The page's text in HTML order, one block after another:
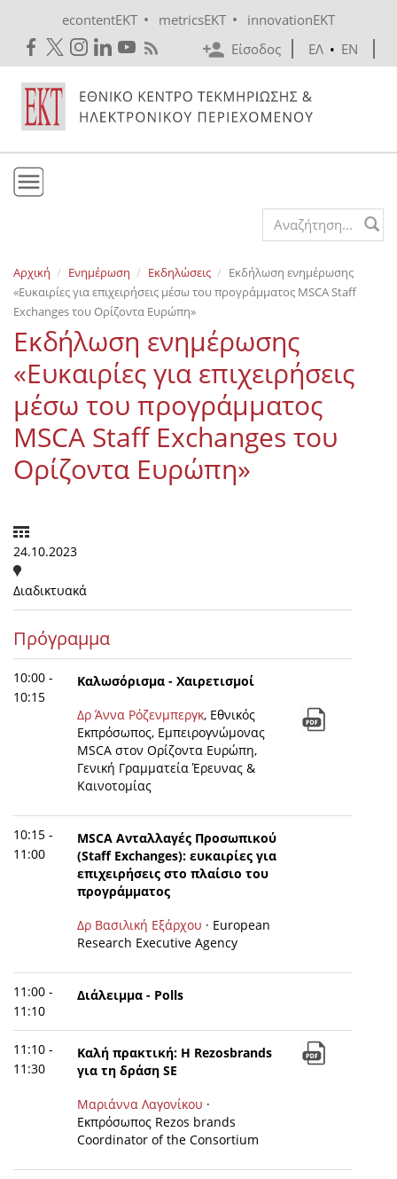
econtentEKT • metricsEKT •
innovationEKT
Είσοδος
ΕΛ • EN
Εκδόσεις
Ενημέρωση
Επικοινωνία
Search form
Αρχική Ενημέρωση Εκδηλώσεις
Εκδήλωση ενημέρωσης
«Ευκαιρίες για επιχειρήσεις μέσω του προγράμματος MSCA Staff
Exchanges του Ορίζοντα Ευρώπη»
Εκδήλωση ενημέρωσης
«Ευκαιρίες για επιχειρήσεις
μέσω του προγράμματος
MSCA Staff Exchanges του
Ορίζοντα Ευρώπη»
24.10.2023
Διαδικτυακά
Πρόγραμμα
10:00 -
10:15
Καλωσόρισμα - Χαιρετισμοί
Δρ Άννα Ρόζενμπεργκ, Εθνικός
Εκπρόσωπος, Εμπειρογνώμονας
MSCA στον Ορίζοντα Ευρώπη,
Γενική Γραμματεία Έρευνας &
Καινοτομίας
10:15 -
11:00
MSCA Ανταλλαγές Προσωπικού
(Staff Exchanges): ευκαιρίες για
επιχειρήσεις στο πλαίσιο του
προγράμματος
Δρ Βασιλική Εξάρχου · European
Research Executive Agency
11:00 -
11:10
Διάλειμμα - Polls
11:10 -
11:30
Καλή πρακτική: Η Rezosbrands
για τη δράση SE
Μαριάννα Λαγονίκου ·
Εκπρόσωπος Rezos brands
Coordinator of the Consortium